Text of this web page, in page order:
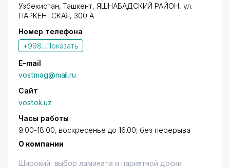
Узбекистан,Ташкент, ЯШНАБАДСКИЙ РАЙОН,ул.
ПАРКЕНТСКАЯ, 300 А
Номер телефона
+998...Показать
E-mail
vostmag@mail.ru
Сайт
vostok.uz
Часы работы
9.00-18.00, воскресенье до 16.00; без перерыва
О компании
Широкий выбор ламината и паркетной доски